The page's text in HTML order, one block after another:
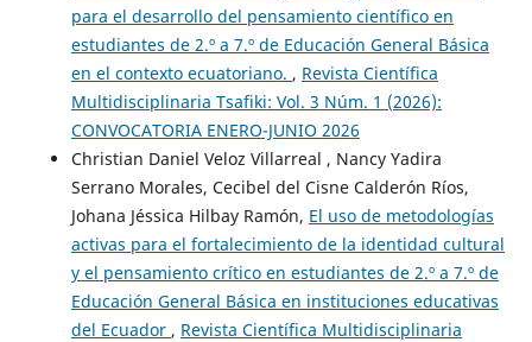
para el desarrollo del pensamiento científico en
estudiantes de 2.º a 7.º de Educación General Básica
en el contexto ecuatoriano. , Revista Científica
Multidisciplinaria Tsafiki: Vol. 3 Núm. 1 (2026):
CONVOCATORIA ENERO-JUNIO 2026
Christian Daniel Veloz Villarreal , Nancy Yadira
Serrano Morales, Cecibel del Cisne Calderón Ríos,
Johana Jéssica Hilbay Ramón, El uso de metodologías
activas para el fortalecimiento de la identidad cultural
y el pensamiento crítico en estudiantes de 2.º a 7.º de
Educación General Básica en instituciones educativas
del Ecuador , Revista Científica Multidisciplinaria